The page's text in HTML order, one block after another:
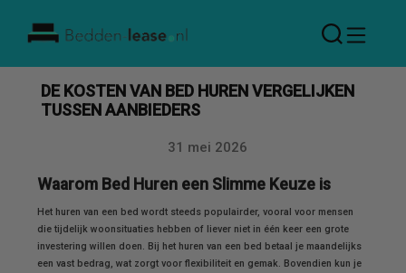
DE KOSTEN VAN BED HUREN VERGELIJKEN
TUSSEN AANBIEDERS
Datum
31 mei 2026
Waarom Bed Huren een Slimme Keuze is
Het huren van een bed wordt steeds populairder, vooral voor mensen
die tijdelijk woonsituaties hebben of liever niet in één keer een grote
investering willen doen. Bij het huren van een bed betaal je maandelijks
een vast bedrag, wat zorgt voor flexibiliteit en gemak. Bovendien kun je